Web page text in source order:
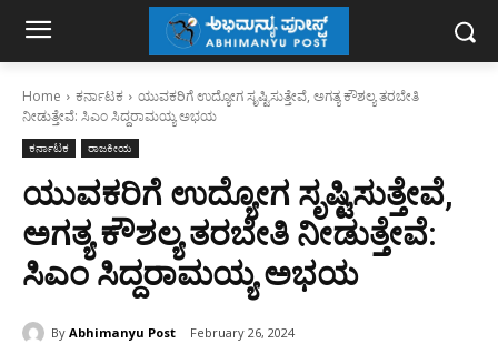
Home ಕರ್ನಾಟಕ
ಯುವಕರಿಗೆ ಉದ್ಯೋಗ ಸೃಷ್ಟಿಸುತ್ತೇವೆ, ಅಗತ್ಯ ಕೌಶಲ್ಯ ತರಬೇತಿ
ನೀಡುತ್ತೇವೆ: ಸಿಎಂ ಸಿದ್ದರಾಮಯ್ಯ ಅಭಯ
ಕರ್ನಾಟಕ ರಾಜಕೀಯ
ಯುವಕರಿಗೆ ಉದ್ಯೋಗ ಸೃಷ್ಟಿಸುತ್ತೇವೆ,
ಅಗತ್ಯ ಕೌಶಲ್ಯ ತರಬೇತಿ ನೀಡುತ್ತೇವೆ:
ಸಿಎಂ ಸಿದ್ದರಾಮಯ್ಯ ಅಭಯ
By Abhimanyu Post February 26, 2024